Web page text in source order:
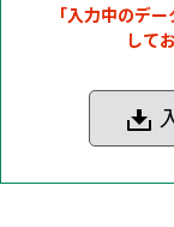
「入力中のデ
して